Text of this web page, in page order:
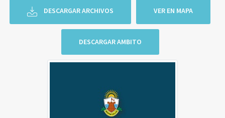
DESCARGAR ARCHIVOS VER EN MAPA
DESCARGAR AMBITO